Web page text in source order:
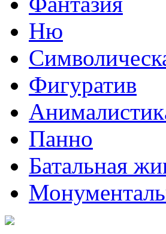
Ню
Фигуратив
Панно
Батальная